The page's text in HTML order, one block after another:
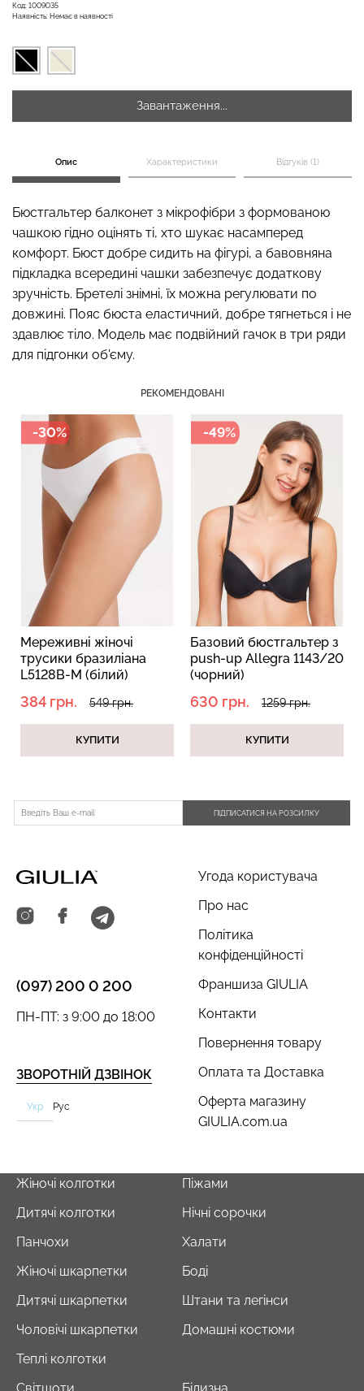
Код: 1009035
Наявність: Немає в наявності
Завантаження...
Опис Характеристики Відгуків (1)
Бюстгальтер балконет з мікрофібри з формованою
чашкою гідно оцінять ті, хто шукає насамперед
комфорт. Бюст добре сидить на фігурі, а бавовняна
підкладка всередині чашки забезпечує додаткову
зручність. Бретелі знімні, їх можна регулювати по
довжині. Пояс бюста еластичний, добре тягнеться і не
здавлює тіло. Модель має подвійний гачок в три ряди
для підгонки об'єму.
РЕКОМЕНДОВАНІ
-30%
Мереживні жіночі
трусики бразиліана
L5128B-M (білий)
384 грн. 549 грн.
КУПИТИ
-49%
Базовий бюстгальтер з
push-up Allegra 1143/20
(чорний)
630 грн. 1259 грн.
КУПИТИ
ПІДПИСАТИСЯ НА РОЗСИЛКУ
Угода користувача
Про нас
Політика
конфіденційності
Франшиза GIULIA
Контакти
Повернення товару
Оплата та Доставка
Оферта магазину
GIULIA.com.ua
(097) 200 0 200
ЗВОРОТНІЙ ДЗВІНОК
ПН-ПТ: з 9:00 до 18:00
Укр Рус
Жіночі колготки
Дитячі колготки
Панчохи
Жіночі шкарпетки
Дитячі шкарпетки
Чоловічі шкарпетки
Теплі колготки
Піжами
Нічні сорочки
Халати
Боді
Штани та легінси
Домашні костюми
Безшовні легінси
482 грн.689 грн.
299 грн.499 грн.
BRIEFS (чорний) Giulia
179 грн.299 грн.
Топ на бретелях в рубчик
CAMI TOP RIB white (білий)
299 грн.499 грн.
Безшовний топ на
бретелях CAMI TOP
279 грн.399 грн.
Безшовний топ з легкою
корекцією BRA
489 грн.699 грн.
Безшовні труси сліпи з
легкою корекцією HI-LEG
258 грн.